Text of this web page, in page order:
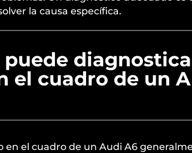
la causa específica.
puede
el cuadro de un
en el cuadro de un Audi A6